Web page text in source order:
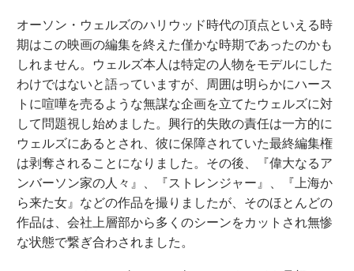
オーソン・ウェルズのハリウッド時代の頂点といえる時
期はこの映画の編集を終えた僅かな時期であったのかも
しれません。ウェルズ本人は特定の人物をモデルにした
わけではないと語っていますが、周囲は明らかにハース
トに喧嘩を売るような無謀な企画を立てたウェルズに対
して問題視し始めました。興行的失敗の責任は一方的に
ウェルズにあるとされ、彼に保障されていた最終編集権
は剥奪されることになりました。その後、『偉大なるア
ンバーソン家の人々』、『ストレンジャー』、『上海か
ら来た女』などの作品を撮りましたが、そのほとんどの
作品は、会社上層部から多くのシーンをカットされ無惨
な状態で繋ぎ合わされました。